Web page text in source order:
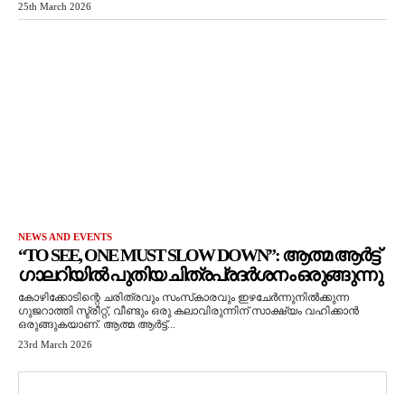
25th March 2026
NEWS AND EVENTS
“TO SEE, ONE MUST SLOW DOWN”: ആത്മ ആർട്ട്
ഗാലറിയിൽ പുതിയ ചിത്രപ്രദർശനം ഒരുങ്ങുന്നു
കോഴിക്കോടിന്റെ ചരിത്രവും സംസ്‌കാരവും ഇഴചേർന്നുനിൽക്കുന്ന
ഗുജറാത്തി സ്ട്രീറ്റ്, വീണ്ടും ഒരു കലാവിരുന്നിന് സാക്ഷ്യം വഹിക്കാൻ
ഒരുങ്ങുകയാണ്. ആത്മ ആർട്ട്...
23rd March 2026